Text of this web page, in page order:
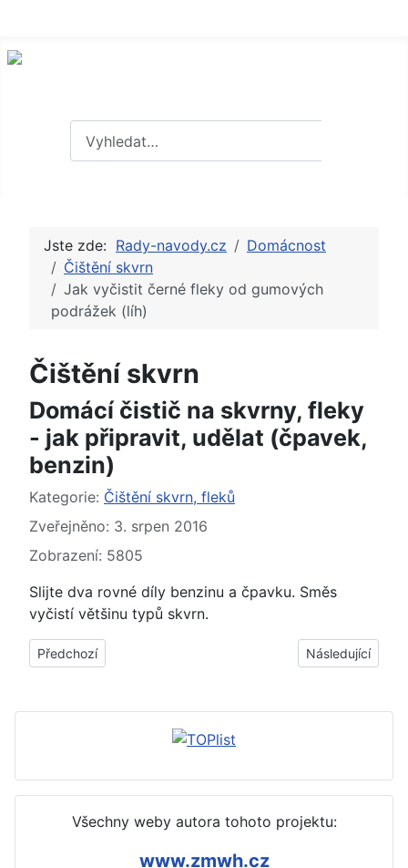
Jste zde: Rady-navody.cz
Domácnost
Čištění skvrn
Jak vyčistit černé fleky od gumových
podrážek (líh)
Čištění skvrn
Domácí čistič na skvrny, fleky
- jak připravit, udělat (čpavek,
benzin)
Základní údaje
Kategorie: Čištění skvrn, fleků
Zveřejněno: 3. srpen 2016
Zobrazení: 5805
Slijte dva rovné díly benzinu a čpavku. Směs
vyčistí většinu typů skvrn.
Předchozí článek: Domácí čistič na skvrny, fleky - jak
Předchozí Další článek:
Následující
Všechny weby autora tohoto projektu:
www.zmwh.cz